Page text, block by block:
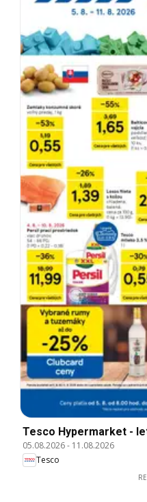
Tesco Hypermarket -
05.08.2026- 11.08.2026
Tesco